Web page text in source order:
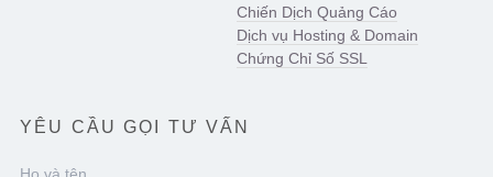
Chiến Dịch Quảng Cáo
Dịch vụ Hosting & Domain
Chứng Chỉ Số SSL
YÊU CẦU GỌI TƯ VẤN